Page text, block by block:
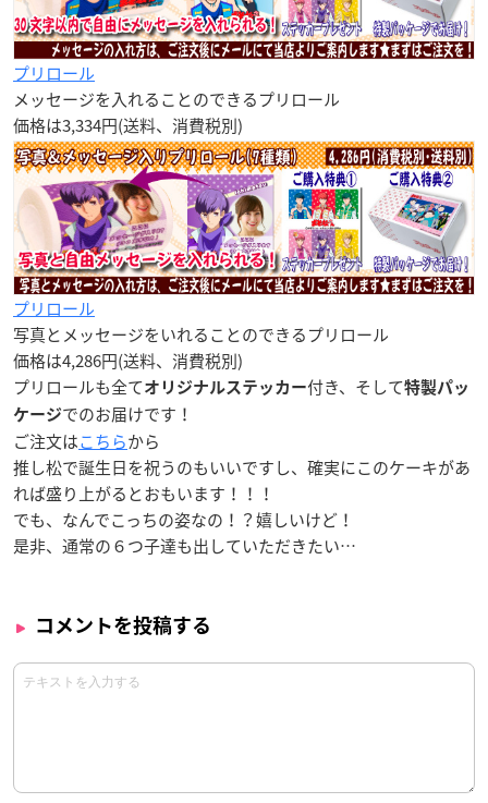
プリロール
メッセージを入れることのできるプリロール
価格は3,334円(送料、消費税別)
プリロール
写真とメッセージをいれることのできるプリロール
価格は4,286円(送料、消費税別)
プリロールも全てオリジナルステッカー付き、そして特製パッ
ケージでのお届けです！
ご注文はこちらから
推し松で誕生日を祝うのもいいですし、確実にこのケーキがあ
れば盛り上がるとおもいます！！！
でも、なんでこっちの姿なの！？嬉しいけど！
是非、通常の６つ子達も出していただきたい…
コメントを投稿する